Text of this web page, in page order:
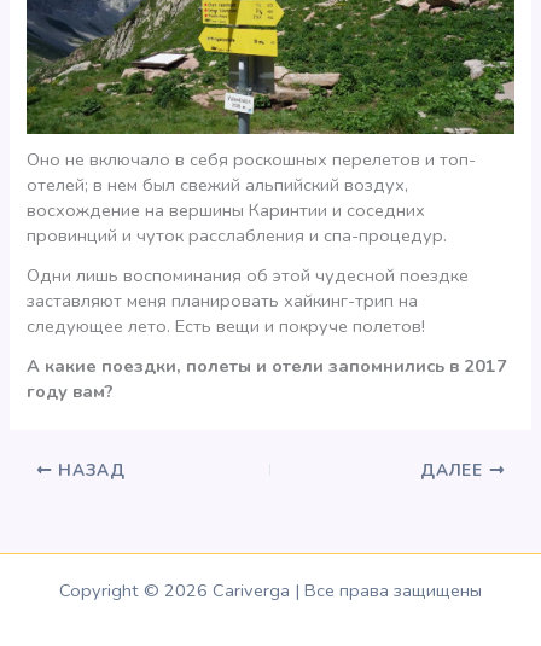
Оно не включало в себя роскошных перелетов и топ-
отелей; в нем был свежий альпийский воздух,
восхождение на вершины Каринтии и соседних
провинций и чуток расслабления и спа-процедур.
Одни лишь воспоминания об этой чудесной поездке
заставляют меня планировать хайкинг-трип на
следующее лето. Есть вещи и покруче полетов!
А какие поездки, полеты и отели запомнились в 2017
году вам?
НАЗАД ДАЛЕЕ
Copyright © 2026 Cariverga | Все права защищены